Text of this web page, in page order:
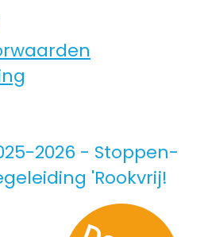
2026 - Stoppen-
'Rookvrij!